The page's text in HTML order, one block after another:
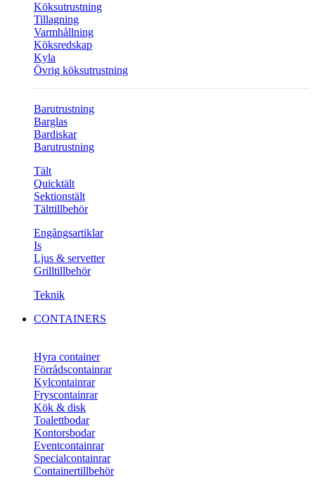
Köksutrustning
Tillagning
Varmhållning
Köksredskap
Kyla
Övrig köksutrustning
Barutrustning
Barglas
Bardiskar
Barutrustning
Tält
Quicktält
Sektionstält
Tälttillbehör
Engångsartiklar
Is
Ljus & servetter
Grilltillbehör
Teknik
CONTAINERS
Hyra container
Förrådscontainrar
Kylcontainrar
Fryscontainrar
Kök & disk
Toalettbodar
Kontorsbodar
Eventcontainrar
Specialcontainrar
Containertillbehör